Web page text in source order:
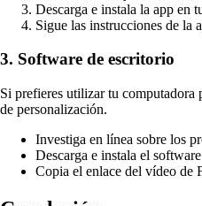
Descarga e instala la app en
Sigue las instrucciones de la
3. Software de escritorio
Si prefieres utilizar tu computadora
de personalización.
Investiga en línea sobre los
Descarga e instala el
Copia el enlace del vídeo de